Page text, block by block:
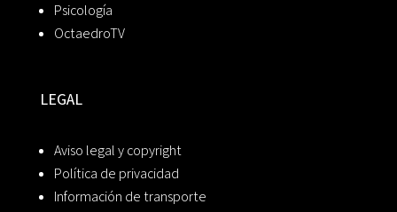
Psicología
OctaedroTV
LEGAL
Aviso legal y copyright
Política de privacidad
Información de transporte